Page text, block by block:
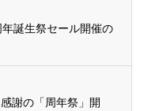
誕生祭セール開催の
謝の「周年祭」開